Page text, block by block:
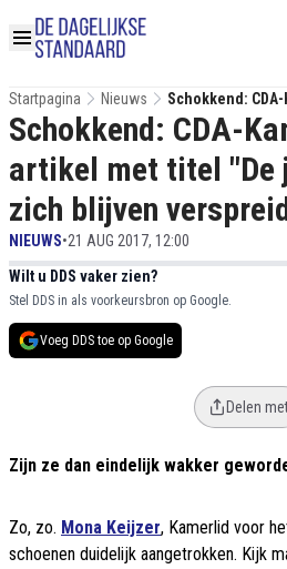
Startpagina Nieuws
Schokkend:
Titel "De
Verspreiden"
Schokkend: CDA-
artikel met titel "De
zich blijven
NIEUWS•21 AUG 2017, 12:00
Wilt u DDS vaker zien?
Stel DDS in als voorkeursbron op Google.
Voeg DDS toe op Google
Delen
Zijn ze dan eindelijk wakker
Zo, zo. Mona Keijzer, Kamerlid voor
schoenen duidelijk aangetrokken. Kijk